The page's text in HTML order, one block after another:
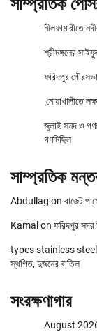
নীলফামারীতে
শ্রীমঙ্গলের
ফরিদপুর
নোয়াখালীতে
জুলাই সনদ ও
গণমিছিল
সাম্প্রতিক
Abdullag on বাজেট
Kamalon ফরিদপুর সদর
types stainless steel
স্থগিত, দুজনের বাতিল
সংরক্ষণাগার
August